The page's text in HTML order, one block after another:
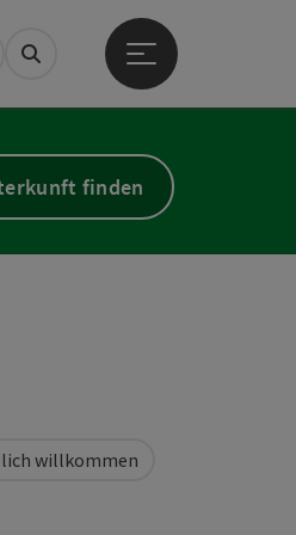
Merkzettel
Suchen
Hauptmenü öffnen
finden
willkommen